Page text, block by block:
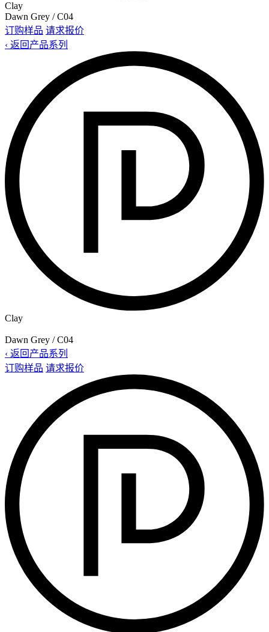
Clay
Dawn Grey / C04
订购样品 请求报价
‹ 返回产品系列
Clay
Dawn Grey / C04
‹ 返回产品系列
订购样品 请求报价